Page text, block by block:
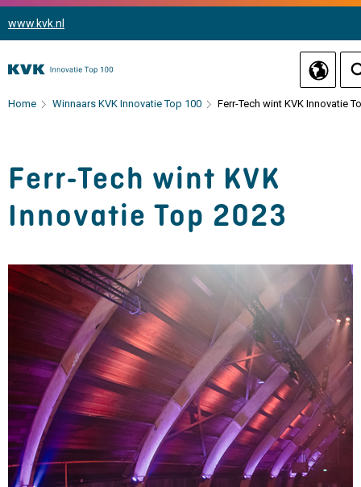
www.kvk.nl
Home Winnaars KVK Innovatie Top 100 Ferr-Tech wint KVK Innovatie
Ferr-Tech wint KVK
Innovatie Top 2023